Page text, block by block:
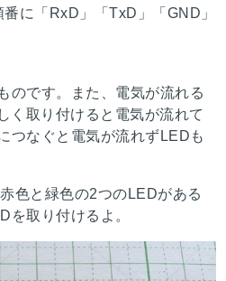
に「RxD」「TxD」「GND」
のです。また、電気が流れる
く取り付けると電気が流れて
つなぐと電気が流れずLEDも
色と緑色の2つのLEDがある
を取り付けるよ。